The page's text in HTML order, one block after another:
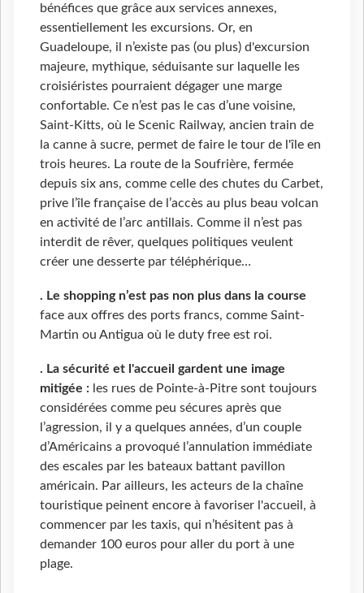
bénéfices que grâce aux services annexes,
essentiellement les excursions. Or, en
Guadeloupe, il n’existe pas (ou plus) d'excursion
majeure, mythique, séduisante sur laquelle les
croisiéristes pourraient dégager une marge
confortable. Ce n’est pas le cas d’une voisine,
Saint-Kitts, où le Scenic Railway, ancien train de
la canne à sucre, permet de faire le tour de l'île en
trois heures. La route de la Soufrière, fermée
depuis six ans, comme celle des chutes du Carbet,
prive l’île française de l’accès au plus beau volcan
en activité de l’arc antillais. Comme il n’est pas
interdit de rêver, quelques politiques veulent
créer une desserte par téléphérique…
. Le shopping n’est pas non plus dans la course
face aux offres des ports francs, comme Saint-
Martin ou Antigua où le duty free est roi.
. La sécurité et l'accueil gardent une image
mitigée : les rues de Pointe-à-Pitre sont toujours
considérées comme peu sécures après que
l’agression, il y a quelques années, d’un couple
d’Américains a provoqué l’annulation immédiate
des escales par les bateaux battant pavillon
américain. Par ailleurs, les acteurs de la chaîne
touristique peinent encore à favoriser l'accueil, à
commencer par les taxis, qui n’hésitent pas à
demander 100 euros pour aller du port à une
plage.